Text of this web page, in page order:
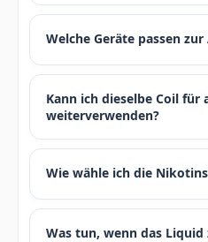
Welche Geräte passen
Kann ich dieselbe Coil für
weiterverwenden?
Wie wähle ich die
Was tun, wenn das